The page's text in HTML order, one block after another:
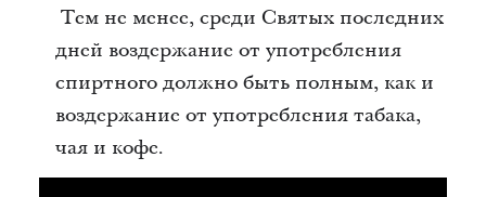
Тем не менее, среди Святых последних
дней воздержание от употребления
спиртного должно быть полным, как и
воздержание от употребления табака,
чая и кофе.